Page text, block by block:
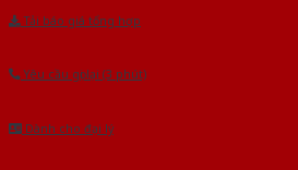
Tải báo giá tổng hợp
Yêu cầu gọi lại (3 phút)
Dành cho đại lý